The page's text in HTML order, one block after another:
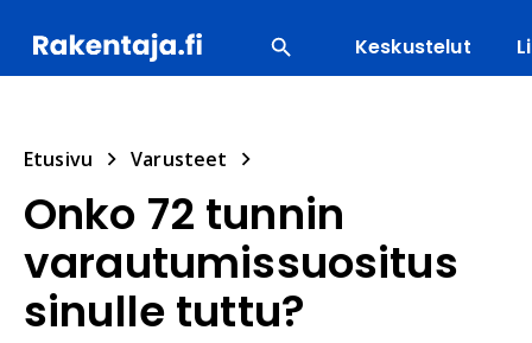
Keskustelut
Etusivu Varusteet
Onko 72 tunnin
varautumissuositus
sinulle tuttu?